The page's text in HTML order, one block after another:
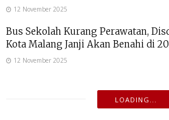
12 November 2025
Bus Sekolah Kurang Perawatan,
Kota Malang Janji Akan Benahi di
12 November 2025
LOADING...